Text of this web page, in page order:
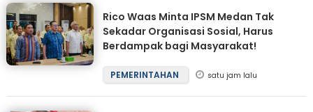
Rico Waas Minta IPSM Medan Tak
Sekadar Organisasi Sosial, Harus
Berdampak bagi Masyarakat!
PEMERINTAHAN satu jam lalu